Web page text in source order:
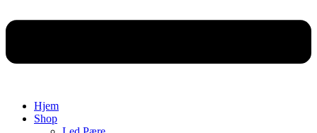
Hjem
Shop